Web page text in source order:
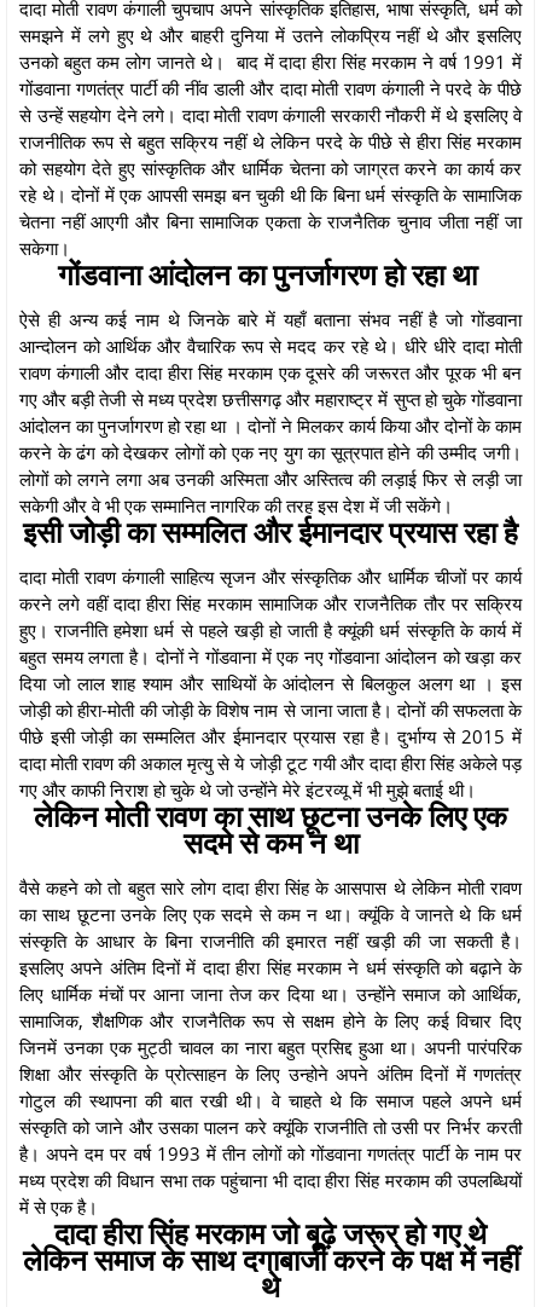
दादा मोती रावण कंगाली चुपचाप अपने सांस्कृतिक इतिहास, भाषा संस्कृति, धर्म को
समझने में लगे हुए थे और बाहरी दुनिया में उतने लोकप्रिय नहीं थे और इसलिए
उनको बहुत कम लोग जानते थे। बाद में दादा हीरा सिंह मरकाम ने वर्ष 1991 में
गोंडवाना गणतंत्र पार्टी की नींव डाली और दादा मोती रावण कंगाली ने परदे के पीछे
से उन्हें सहयोग देने लगे। दादा मोती रावण कंगाली सरकारी नौकरी में थे इसलिए वे
राजनीतिक रूप से बहुत सक्रिय नहीं थे लेकिन परदे के पीछे से हीरा सिंह मरकाम
को सहयोग देते हुए सांस्कृतिक और धार्मिक चेतना को जाग्रत करने का कार्य कर
रहे थे। दोनों में एक आपसी समझ बन चुकी थी कि बिना धर्म संस्कृति के सामाजिक
चेतना नहीं आएगी और बिना सामाजिक एकता के राजनैतिक चुनाव जीता नहीं जा
सकेगा।
गोंडवाना आंदोलन का पुनर्जागरण हो रहा था
ऐसे ही अन्य कई नाम थे जिनके बारे में यहाँ बताना संभव नहीं है जो गोंडवाना
आन्दोलन को आर्थिक और वैचारिक रूप से मदद कर रहे थे। धीरे धीरे दादा मोती
रावण कंगाली और दादा हीरा सिंह मरकाम एक दूसरे की जरूरत और पूरक भी बन
गए और बड़ी तेजी से मध्य प्रदेश छत्तीसगढ़ और महाराष्ट्र में सुप्त हो चुके गोंडवाना
आंदोलन का पुनर्जागरण हो रहा था । दोनों ने मिलकर कार्य किया और दोनों के काम
करने के ढंग को देखकर लोगों को एक नए युग का सूत्रपात होने की उम्मीद जगी।
लोगों को लगने लगा अब उनकी अस्मिता और अस्तित्व की लड़ाई फिर से लड़ी जा
सकेगी और वे भी एक सम्मानित नागरिक की तरह इस देश में जी सकेंगे।
इसी जोड़ी का सम्मलित और ईमानदार प्रयास रहा है
दादा मोती रावण कंगाली साहित्य सृजन और संस्कृतिक और धार्मिक चीजों पर कार्य
करने लगे वहीं दादा हीरा सिंह मरकाम सामाजिक और राजनैतिक तौर पर सक्रिय
हुए। राजनीति हमेशा धर्म से पहले खड़ी हो जाती है क्यूंकी धर्म संस्कृति के कार्य में
बहुत समय लगता है। दोनों ने गोंडवाना में एक नए गोंडवाना आंदोलन को खड़ा कर
दिया जो लाल शाह श्याम और साथियों के आंदोलन से बिलकुल अलग था । इस
जोड़ी को हीरा-मोती की जोड़ी के विशेष नाम से जाना जाता है। दोनों की सफलता के
पीछे इसी जोड़ी का सम्मलित और ईमानदार प्रयास रहा है। दुर्भाग्य से 2015 में
दादा मोती रावण की अकाल मृत्यु से ये जोड़ी टूट गयी और दादा हीरा सिंह अकेले पड़
गए और काफी निराश हो चुके थे जो उन्होंने मेरे इंटरव्यू में भी मुझे बताई थी।
लेकिन मोती रावण का साथ छूटना उनके लिए एक
सदमे से कम न था
वैसे कहने को तो बहुत सारे लोग दादा हीरा सिंह के आसपास थे लेकिन मोती रावण
का साथ छूटना उनके लिए एक सदमे से कम न था। क्यूंकि वे जानते थे कि धर्म
संस्कृति के आधार के बिना राजनीति की इमारत नहीं खड़ी की जा सकती है।
इसलिए अपने अंतिम दिनों में दादा हीरा सिंह मरकाम ने धर्म संस्कृति को बढ़ाने के
लिए धार्मिक मंचों पर आना जाना तेज कर दिया था। उन्होंने समाज को आर्थिक,
सामाजिक, शैक्षणिक और राजनैतिक रूप से सक्षम होने के लिए कई विचार दिए
जिनमें उनका एक मुट्ठी चावल का नारा बहुत प्रसिद्द हुआ था। अपनी पारंपरिक
शिक्षा और संस्कृति के प्रोत्साहन के लिए उन्होने अपने अंतिम दिनों में गणतंत्र
गोटुल की स्थापना की बात रखी थी। वे चाहते थे कि समाज पहले अपने धर्म
संस्कृति को जाने और उसका पालन करे क्यूंकि राजनीति तो उसी पर निर्भर करती
है। अपने दम पर वर्ष 1993 में तीन लोगों को गोंडवाना गणतंत्र पार्टी के नाम पर
मध्य प्रदेश की विधान सभा तक पहुंचाना भी दादा हीरा सिंह मरकाम की उपलब्धियों
में से एक है।
दादा हीरा सिंह मरकाम जो बूढ़े जरूर हो गए थे
लेकिन समाज के साथ दगाबाजी करने के पक्ष में नहीं
थे